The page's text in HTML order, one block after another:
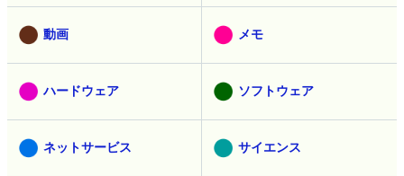
動画 メモ
ハードウェア ソフトウェア
ネットサービス サイエンス